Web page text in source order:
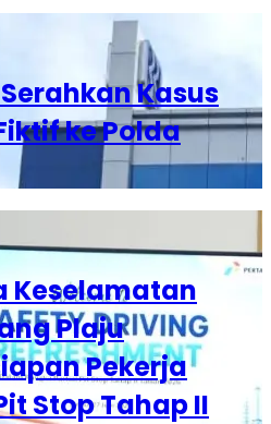
Kasus
ke Polda
Keselamatan
Plaju
Pekerja
Stop Tahap II